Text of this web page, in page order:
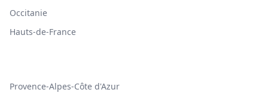
Occitanie
Hauts-de-France
Provence-Alpes-Côte d'Azur